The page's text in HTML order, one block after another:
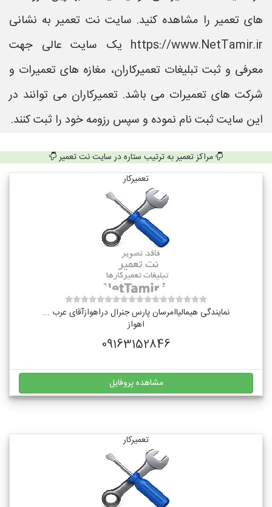
های تعمیر را مشاهده کنید. سایت نت تعمیر به نشانی
https://www.NetTamir.ir یک سایت عالی جهت
معرفی و ثبت تبلیغات تعمیرکاران، مغازه های تعمیرات و
شرکت های تعمیرات می باشد. تعمیرکاران می توانند در
این سایت ثبت نام نموده و سپس رزومه خود را ثبت کنند.
مراکز تعمیر به ترتیب ستاره در سایت نت تعمیر
تعمیرکار
نمایندگی هیمالیاامرسان پارس جنرال دراهوازآقای عرب ...
اهواز
09163152846
مشاهده پروفایل
تعمیرکار